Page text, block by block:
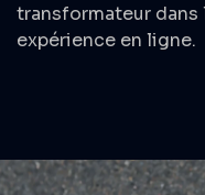
transformateur
expérience en ligne.